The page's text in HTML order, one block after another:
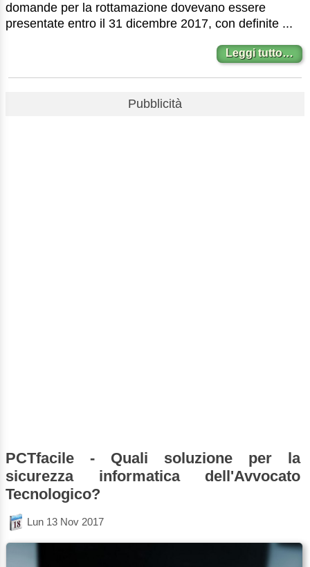
domande per la rottamazione dovevano essere
presentate entro il 31 dicembre 2017, con definite ...
Leggi tutto…
Pubblicità
PCTfacile - Quali soluzione per la
sicurezza informatica dell'Avvocato
Tecnologico?
Lun 13 Nov 2017